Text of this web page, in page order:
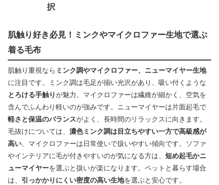
択
肌触り好き必見！ミンクやマイクロファー生地で選ぶ
着る毛布
肌触り重視なら ミンク調やマイクロファー、ニューマイヤー生地
に注目です。ミンク調は毛足が揃い光沢があり、吸い付くような
とろける手触りが魅力。マイクロファーは繊維が細かく、空気を
含んでふんわり軽いのが強みです。ニューマイヤーは片面起毛で
軽さと保温のバランスがよく、長時間のリラックスに向きます。
毛抜けについては、 濃色ミンク調は目立ちやすい一方で高級感が
高い、マイクロファーは日常使いで扱いやすい傾向です。ソファ
やインテリアに毛が付きやすいのが気になる方は、 短め起毛かニ
ューマイヤーを選ぶと扱いが楽になります。ペットと暮らす場合
は、 引っかかりにくい密度の高い生地を選ぶと安心です。